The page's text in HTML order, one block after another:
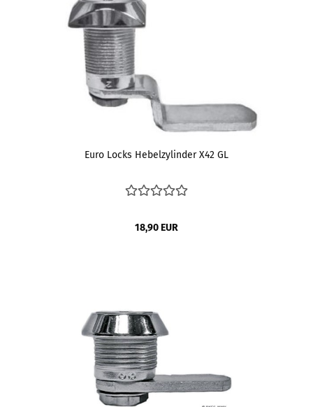
Euro Locks Hebelzylinder X42 GL
18,90 EUR